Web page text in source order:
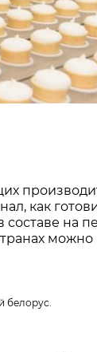
как
составе на
можно
белорус.